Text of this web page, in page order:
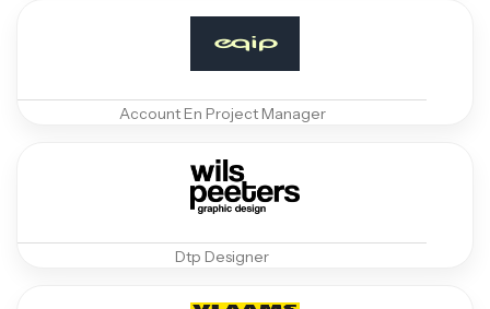
Account En Project Manager
Dtp Designer